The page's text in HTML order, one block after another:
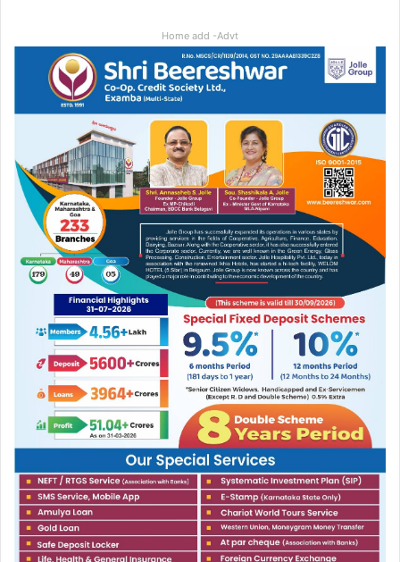
Home add -Advt